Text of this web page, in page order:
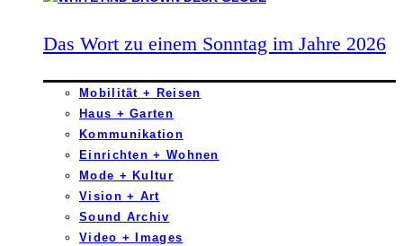
Das Wort zu einem Sonntag im Jahre 2026
Mobilität + Reisen
Haus + Garten
Kommunikation
Einrichten + Wohnen
Mode + Kultur
Vision + Art
Sound Archiv
Video + Images